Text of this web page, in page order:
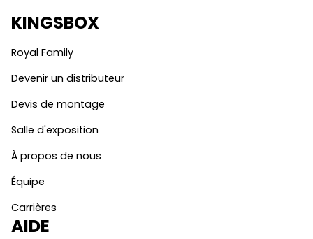
KINGSBOX
Royal Family
Devenir un distributeur
Devis de montage
Salle d'exposition
À propos de nous
Équipe
Carrières
AIDE